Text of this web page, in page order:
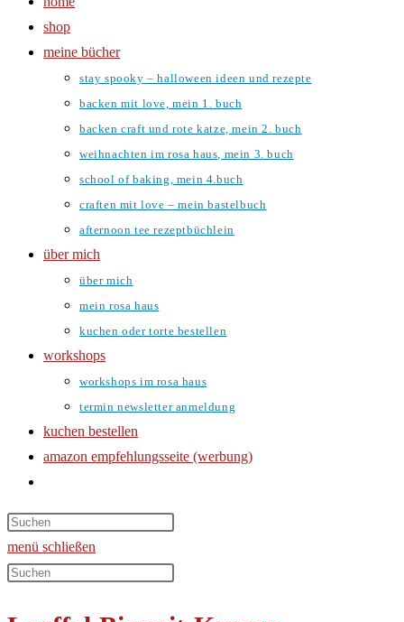
shop
meine bücher
stay spooky – halloween ideen und rezepte
backen mit love, mein 1. buch
backen craft und rote katze, mein 2. buch
weihnachten im rosa haus, mein 3. buch
school of baking, mein 4.buch
craften mit love – mein bastelbuch
afternoon tee rezeptbüchlein
über mich
über mich
mein rosa haus
kuchen oder torte bestellen
workshops
workshops im rosa haus
termin newsletter anmeldung
kuchen bestellen
amazon empfehlungsseite (werbung)
umschalten
menü schließen
Diese